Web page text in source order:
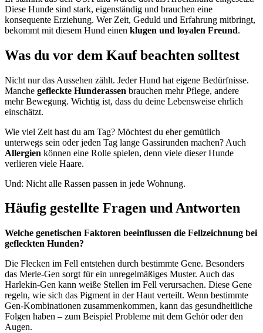
Diese Hunde sind stark, eigenständig und brauchen eine
konsequente Erziehung. Wer Zeit, Geduld und Erfahrung mitbringt,
bekommt mit diesem Hund einen klugen und loyalen Freund.
Was du vor dem Kauf beachten solltest
Nicht nur das Aussehen zählt. Jeder Hund hat eigene Bedürfnisse.
Manche gefleckte Hunderassen brauchen mehr Pflege, andere
mehr Bewegung. Wichtig ist, dass du deine Lebensweise ehrlich
einschätzt.
Wie viel Zeit hast du am Tag? Möchtest du eher gemütlich
unterwegs sein oder jeden Tag lange Gassirunden machen? Auch
Allergien können eine Rolle spielen, denn viele dieser Hunde
verlieren viele Haare.
Und: Nicht alle Rassen passen in jede Wohnung.
Häufig gestellte Fragen und Antworten
Welche genetischen Faktoren beeinflussen die Fellzeichnung bei
gefleckten Hunden?
Die Flecken im Fell entstehen durch bestimmte Gene. Besonders
das Merle-Gen sorgt für ein unregelmäßiges Muster. Auch das
Harlekin-Gen kann weiße Stellen im Fell verursachen. Diese Gene
regeln, wie sich das Pigment in der Haut verteilt. Wenn bestimmte
Gen-Kombinationen zusammenkommen, kann das gesundheitliche
Folgen haben – zum Beispiel Probleme mit dem Gehör oder den
Augen.